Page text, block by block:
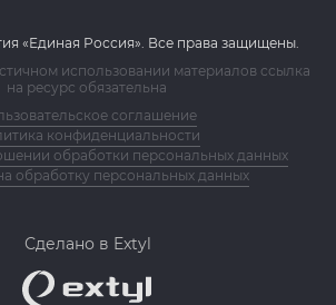
«Единая Россия». Все права защищены.
использовании материалов ссылка
на ресурс обязательна
соглашение
конфиденциальности
обработки персональных данных
обработку персональных данных
Сделано в Extyl